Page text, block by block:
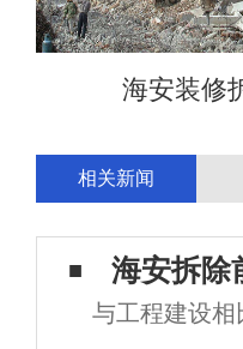
海安装修
相关新闻
海安拆除
与工程建设